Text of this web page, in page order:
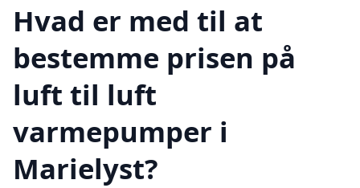
Hvad er med til at
bestemme prisen på
luft til luft
varmepumper i
Marielyst?